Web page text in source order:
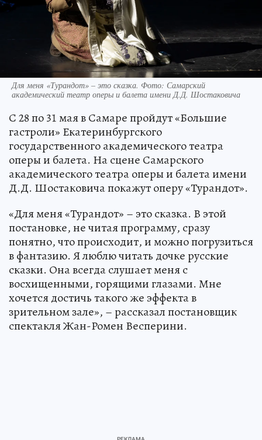
Для меня «Турандот» – это сказка. Фото: Самарский
академический театр оперы и балета имени Д.Д. Шостаковича
С 28 по 31 мая в Самаре пройдут «Большие
гастроли» Екатеринбургского
государственного академического театра
оперы и балета. На сцене Самарского
академического театра оперы и балета имени
Д.Д. Шостаковича покажут оперу «Турандот».
«Для меня «Турандот» – это сказка. В этой
постановке, не читая программу, сразу
понятно, что происходит, и можно погрузиться
в фантазию. Я люблю читать дочке русские
сказки. Она всегда слушает меня с
восхищенными, горящими глазами. Мне
хочется достичь такого же эффекта в
зрительном зале», – рассказал постановщик
спектакля Жан-Ромен Весперини.